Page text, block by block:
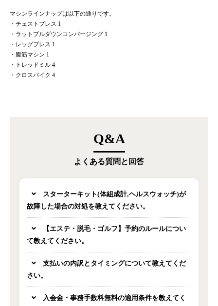
マシンラインナップは以下の通りです。
・チェストプレス 1
・ラットプルダウンコンバージング 1
・レッグプレス 1
・腹筋マシン 1
・トレッドミル 4
・クロスバイク 4
Q&A
よくある質問と回答
スターターキット(体組成計,ヘルスウォッチ)が
故障した場合の対処を教えてください。
【エステ・脱毛・ゴルフ】予約のルールについ
て教えてください。
支払いの内訳とタイミングについて教えてくだ
さい。
入会金・事務手数料無料の適用条件を教えてく